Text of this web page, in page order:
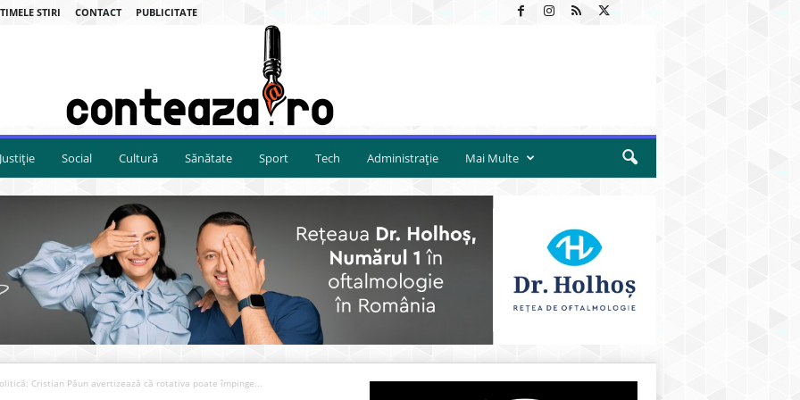
STIRI CONTACT PUBLICITATE
Justiție Social Cultură Sănătate Sport Tech Administrație Mai Multe
Cristian Păun avertizează că rotativa poate împinge...